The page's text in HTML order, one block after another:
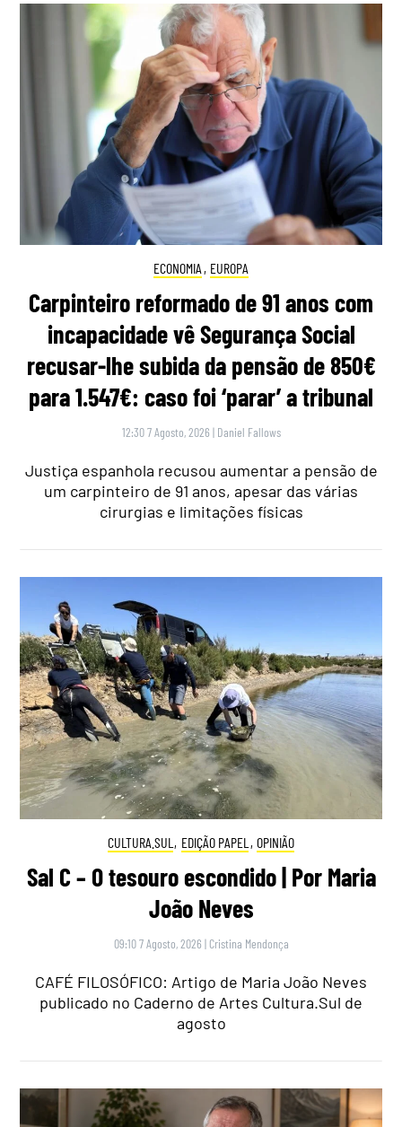
ECONOMIA , EUROPA
Carpinteiro reformado de 91 anos com
incapacidade vê Segurança Social
recusar-lhe subida da pensão de 850€
para 1.547€: caso foi ‘parar’ a tribunal
12:30 7 Agosto, 2026 | Daniel Fallows
Justiça espanhola recusou aumentar a pensão de
um carpinteiro de 91 anos, apesar das várias
cirurgias e limitações físicas
CULTURA.SUL , EDIÇÃO PAPEL , OPINIÃO
Sal C – O tesouro escondido | Por Maria
João Neves
09:10 7 Agosto, 2026 | Cristina Mendonça
CAFÉ FILOSÓFICO: Artigo de Maria João Neves
publicado no Caderno de Artes Cultura.Sul de
agosto